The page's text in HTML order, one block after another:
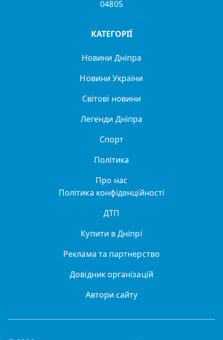
04805
КАТЕГОРІЇ
Новини Дніпра
Новини України
Світові новини
Легенди Дніпра
Спорт
Політика
Про нас
Політика конфіденційності
ДТП
Купити в Дніпрі
Реклама та партнерство
Довідник організацій
Автори сайту